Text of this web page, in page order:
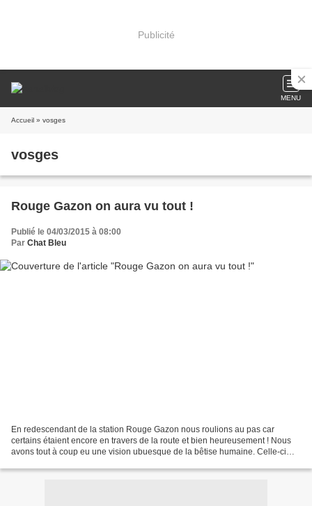
Publicité
MENU
Accueil » vosges
vosges
Rouge Gazon on aura vu tout !
Publié le 04/03/2015 à 08:00
Par Chat Bleu
En redescendant de la station Rouge Gazon nous roulions au pas car
certains étaient encore en travers de la route et bien heureusement ! Nous
avons tout à coup eu une vision ubuesque de la bêtise humaine. Celle-ci